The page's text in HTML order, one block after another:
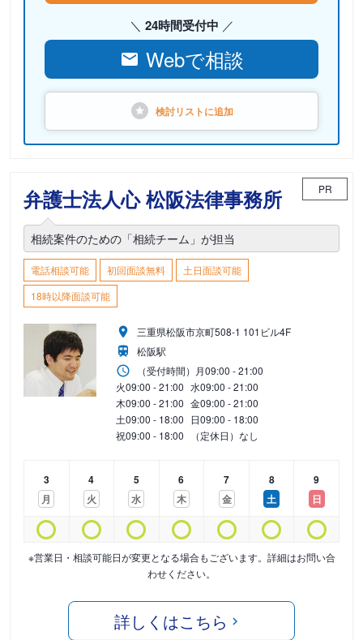
24時間受付中
Webで相談
検討リストに追加
弁護士法人心 松阪法律事務所 PR
相続案件のための「相続チーム」が担当
電話相談可能 初回面談無料
土日面談可能
18時以降面談可能
三重県松阪市京町508-1 101ビル4F
松阪駅
（受付時間） 月09:00 - 21:00
火09:00 - 21:00 水09:00 - 21:00
木09:00 - 21:00 金09:00 - 21:00
土09:00 - 18:00 日09:00 - 18:00
祝09:00 - 18:00 （定休日）なし
3
月
4
火
5
水
6
木
7
金
8
土
9
日
※営業日・相談可能日が変更となる場合もございます。詳細はお問い合
わせください。
詳しくはこちら